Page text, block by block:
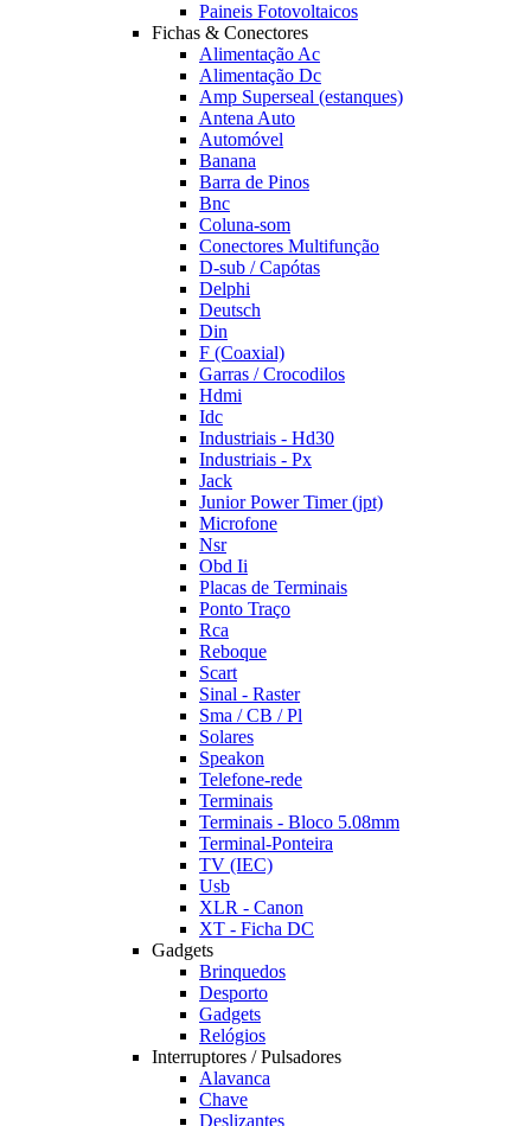
Paineis Fotovoltaicos
Fichas & Conectores
Alimentação Ac
Alimentação Dc
Amp Superseal (estanques)
Antena Auto
Automóvel
Banana
Barra de Pinos
Bnc
Coluna-som
Conectores Multifunção
D-sub / Capótas
Delphi
Deutsch
Din
F (Coaxial)
Garras / Crocodilos
Hdmi
Idc
Industriais - Hd30
Industriais - Px
Jack
Junior Power Timer (jpt)
Microfone
Nsr
Obd Ii
Placas de Terminais
Ponto Traço
Rca
Reboque
Scart
Sinal - Raster
Sma / CB / Pl
Solares
Speakon
Telefone-rede
Terminais
Terminais - Bloco 5.08mm
Terminal-Ponteira
TV (IEC)
Usb
XLR - Canon
XT - Ficha DC
Gadgets
Brinquedos
Desporto
Gadgets
Relógios
Interruptores / Pulsadores
Alavanca
Chave
Deslizantes